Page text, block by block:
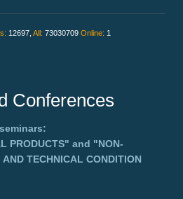
12697, All: 73030709 Online: 1
Conferences
PRODUCTS" and "NON-
TECHNICAL CONDITION